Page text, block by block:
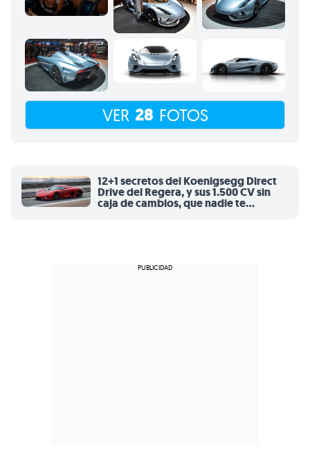
VER 28 FOTOS
12+1 secretos del Koenigsegg Direct
Drive del Regera, y sus 1.500 CV sin
caja de cambios, que nadie te
contará hoy